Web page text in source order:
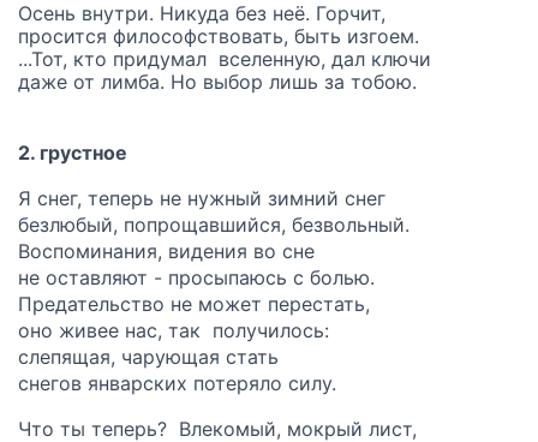
Осень внутри. Никуда без неё. Горчит,
просится философствовать, быть изгоем.
...Тот, кто придумал вселенную, дал ключи
даже от лимба. Но выбор лишь за тобою.
2. грустное
Я снег, теперь не нужный зимний снег
безлюбый, попрощавшийся, безвольный.
Воспоминания, видения во сне
не оставляют - просыпаюсь с болью.
Предательство не может перестать,
оно живее нас, так получилось:
слепящая, чарующая стать
снегов январских потеряло силу.
Что ты теперь? Влекомый, мокрый лист,